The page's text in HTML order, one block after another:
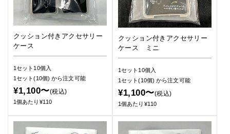
クッション付きアクセサリー
ケース
1セット10個入
1セット(10個)から注文可能
¥1,100〜(税込)
1個あたり¥110
クッション付きアクセサリー
ケース ミニ
1セット10個入
1セット(10個)から注文可能
¥1,100〜(税込)
1個あたり¥110